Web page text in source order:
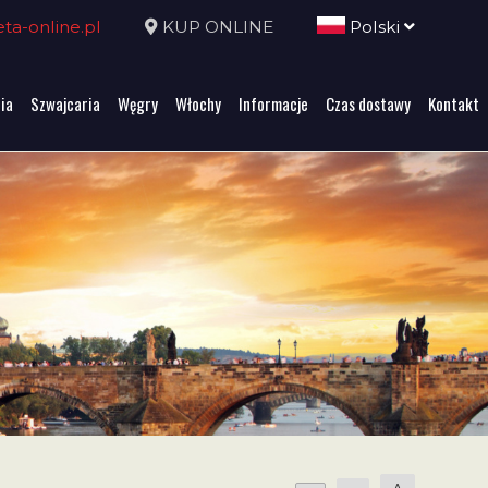
online.pl KUP ONLINE Polski
Szwajcaria Węgry Włochy Informacje Czas dostawy Kontakt